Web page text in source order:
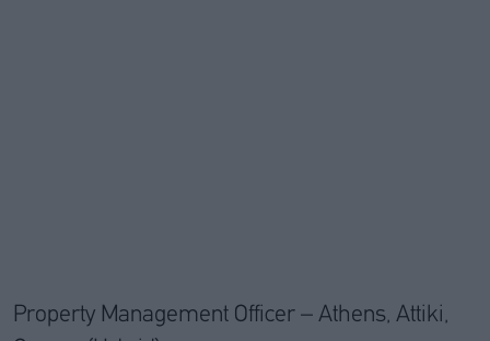
Property Management Officer – Athens, Attiki,